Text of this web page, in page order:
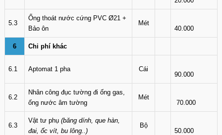
5.3
Ống thoát nước cứng PVC Ø21 +
Bảo ôn
Mét
40.000
6 Chi phí khác
6.1 Aptomat 1 pha Cái
90.000
6.2
Nhân công đục tường đi ống gas,
ống nước âm tường
Mét
70.000
6.3
Vật tư phụ (băng dính, que hàn,
đai, ốc vít, bu lông..)
Bộ
50.000